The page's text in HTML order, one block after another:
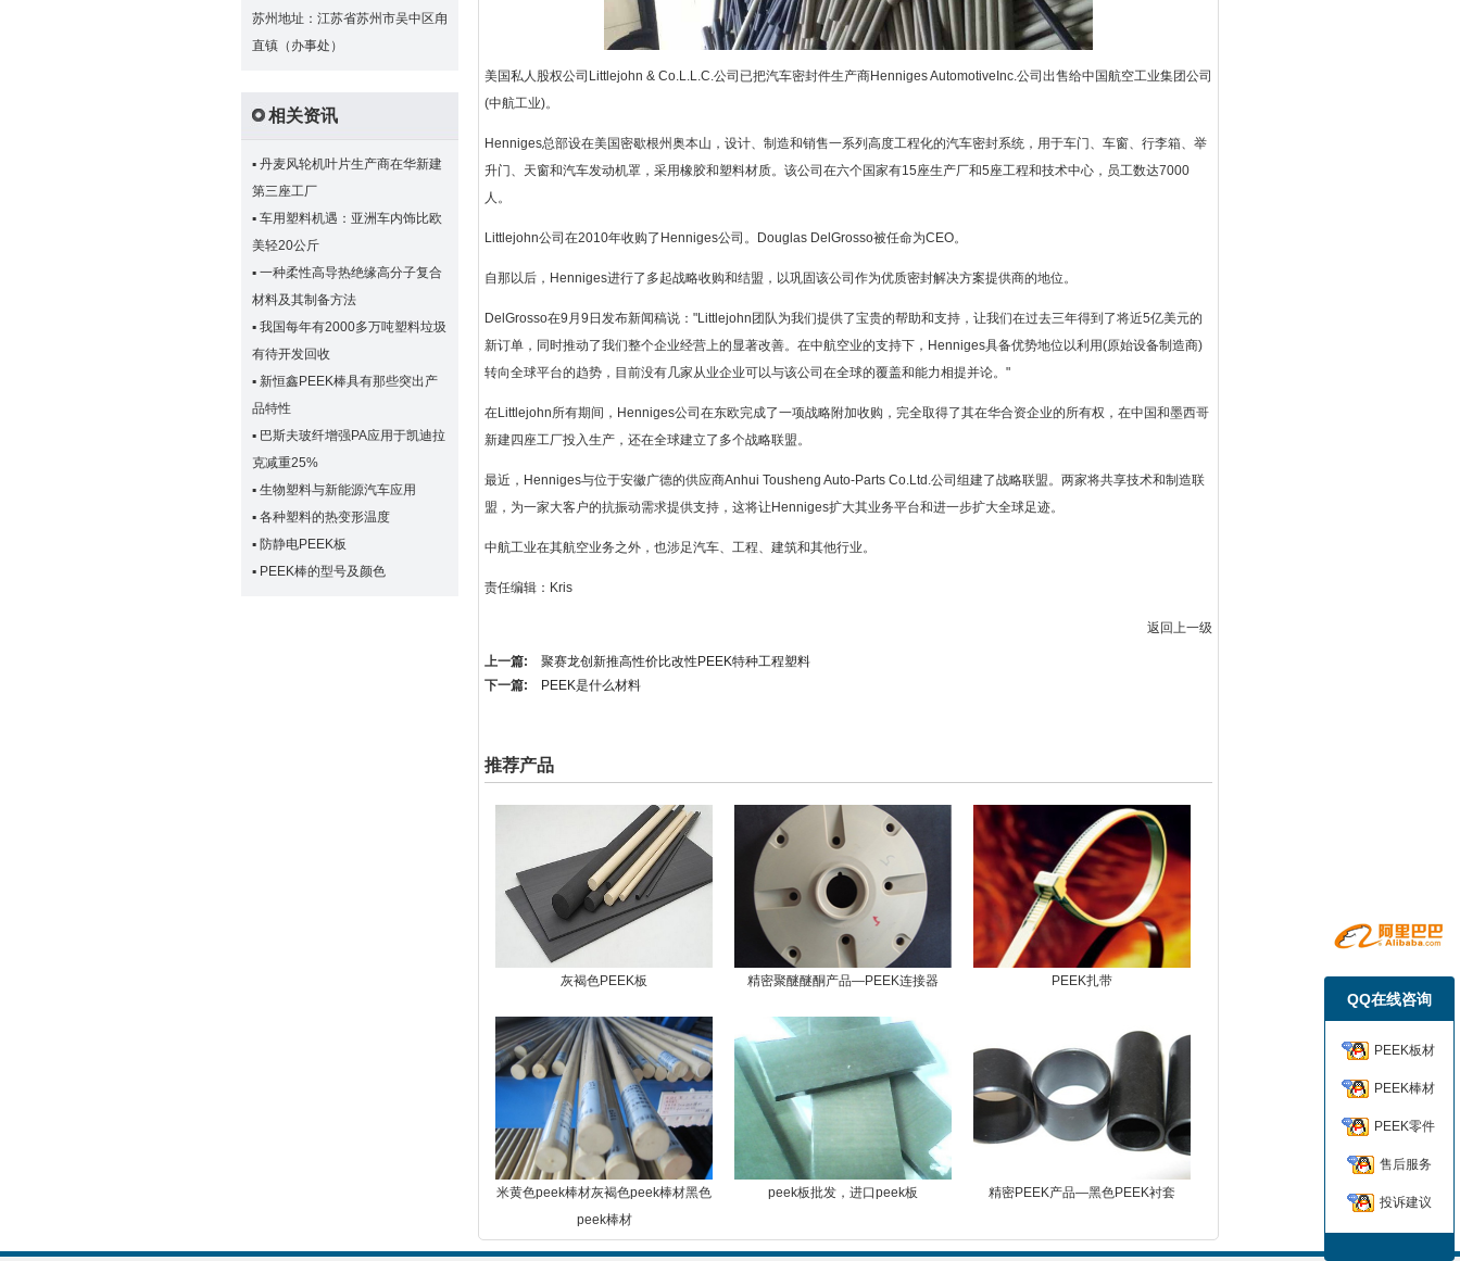
苏州地址：江苏省苏州市吴中区甪
直镇（办事处）
相关资讯
▪ 丹麦风轮机叶片生产商在华新建
第三座工厂
▪ 车用塑料机遇：亚洲车内饰比欧
美轻20公斤
▪ 一种柔性高导热绝缘高分子复合
材料及其制备方法
▪ 我国每年有2000多万吨塑料垃圾
有待开发回收
▪ 新恒鑫PEEK棒具有那些突出产
品特性
▪ 巴斯夫玻纤增强PA应用于凯迪拉
克减重25%
▪ 生物塑料与新能源汽车应用
▪ 各种塑料的热变形温度
▪ 防静电PEEK板
▪ PEEK棒的型号及颜色
美国私人股权公司Littlejohn & Co.L.L.C.公司已把汽车密封件生产商Henniges AutomotiveInc.公司出售给中国航空工业集团公司
(中航工业)。
Henniges总部设在美国密歇根州奥本山，设计、制造和销售一系列高度工程化的汽车密封系统，用于车门、车窗、行李箱、举
升门、天窗和汽车发动机罩，采用橡胶和塑料材质。该公司在六个国家有15座生产厂和5座工程和技术中心，员工数达7000
人。
Littlejohn公司在2010年收购了Henniges公司。Douglas DelGrosso被任命为CEO。
自那以后，Henniges进行了多起战略收购和结盟，以巩固该公司作为优质密封解决方案提供商的地位。
DelGrosso在9月9日发布新闻稿说："Littlejohn团队为我们提供了宝贵的帮助和支持，让我们在过去三年得到了将近5亿美元的
新订单，同时推动了我们整个企业经营上的显著改善。在中航空业的支持下，Henniges具备优势地位以利用(原始设备制造商)
转向全球平台的趋势，目前没有几家从业企业可以与该公司在全球的覆盖和能力相提并论。"
在Littlejohn所有期间，Henniges公司在东欧完成了一项战略附加收购，完全取得了其在华合资企业的所有权，在中国和墨西哥
新建四座工厂投入生产，还在全球建立了多个战略联盟。
最近，Henniges与位于安徽广德的供应商Anhui Tousheng Auto-Parts Co.Ltd.公司组建了战略联盟。两家将共享技术和制造联
盟，为一家大客户的抗振动需求提供支持，这将让Henniges扩大其业务平台和进一步扩大全球足迹。
中航工业在其航空业务之外，也涉足汽车、工程、建筑和其他行业。
责任编辑：Kris
返回上一级
上一篇: 聚赛龙创新推高性价比改性PEEK特种工程塑料
下一篇: PEEK是什么材料
推荐产品
灰褐色PEEK板 精密聚醚醚酮产品—PEEK连接器 PEEK扎带
米黄色peek棒材灰褐色peek棒材黑色
peek棒材
peek板批发，进口peek板 精密PEEK产品—黑色PEEK衬套
QQ在线咨询
PEEK板材
PEEK棒材
PEEK零件
售后服务
投诉建议